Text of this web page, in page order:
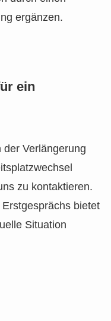
ergänzen.
ein
Verlängerung
zu kontaktieren.
bietet
Situation